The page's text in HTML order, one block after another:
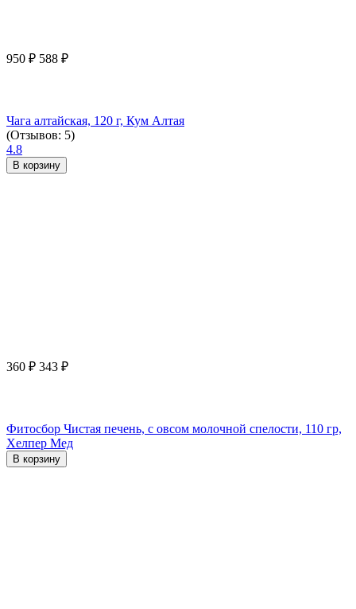
950 ₽ 588 ₽
Чага алтайская, 120 г, Кум Алтая
(Отзывов: 5)
4.8
В корзину
360 ₽ 343 ₽
Фитосбор Чистая печень, с овсом молочной спелости, 110 гр,
Хелпер Мед
В корзину